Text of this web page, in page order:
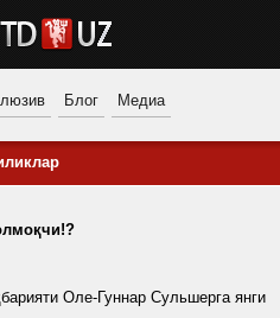
Блог Медиа
Оле-Гуннар Сульшерга янги